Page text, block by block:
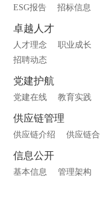
ESG报告 招标信息
卓越人才
人才理念 职业成长
招聘动态
党建护航
党建在线 教育实践
供应链管理
供应链介绍 供应链
信息公开
基本信息 管理架构